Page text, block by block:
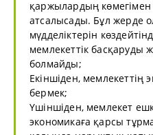
қаржылардың көмегімен
атсалысады. Бұл жерде
мүдделіктерін
мемлекеттік басқаруды
болмайды;
Екіншіден, мемлекеттің
бермек;
Үшіншіден, мемлекет
экономикаға қарсы